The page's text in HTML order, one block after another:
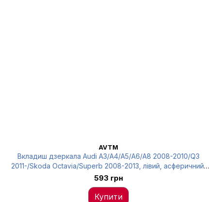
AVTM
Вкладиш дзеркала Audi A3/A4/A5/A6/A8 2008-2010/Q3
2011-/Skoda Octavia/Superb 2008-2013, лівий, асферичний,
AVTM, 4F0857535AF, 186471795
593 грн
Купити